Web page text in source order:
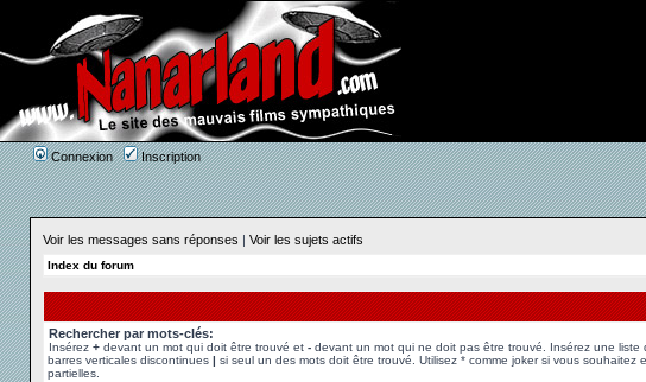
Connexion Inscription
Voir les messages sans réponses | Voir les sujets actifs
Index du forum
Rechercher par mots-clés:
Insérez + devant un mot qui doit être trouvé et - devant un mot qui ne doit pas être trouvé. Insérez une liste
barres verticales discontinues | si seul un des mots doit être trouvé. Utilisez * comme joker si vous souhaitez
partielles.